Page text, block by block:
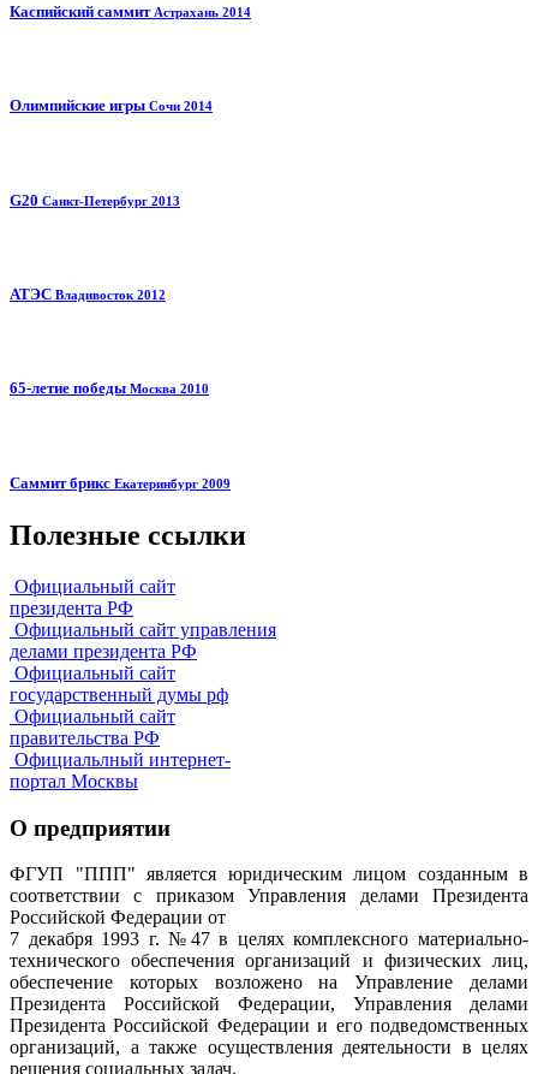
Каспийский саммит Астрахань 2014
Олимпийские игры Сочи 2014
G20 Санкт-Петербург 2013
АТЭС Владивосток 2012
65-летие победы Москва 2010
Саммит брикс Екатеринбург 2009
Полезные ссылки
Официальный сайт
президента РФ
Официальный сайт управления
делами президента РФ
Официальный сайт
государственный думы рф
Официальный сайт
правительства РФ
Официальлный интернет-
портал Москвы
О предприятии
ФГУП "ППП" является юридическим лицом созданным в
соответствии с приказом Управления делами Президента
Российской Федерации от
7 декабря 1993 г. №47 в целях комплексного материально-
технического обеспечения организаций и физических лиц,
обеспечение которых возложено на Управление делами
Президента Российской Федерации, Управления делами
Президента Российской Федерации и его подведомственных
организаций, а также осуществления деятельности в целях
решения социальных задач.